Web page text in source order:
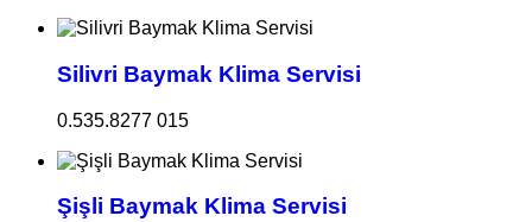
Silivri Baymak Klima Servisi
0.535.8277 015
Şişli Baymak Klima Servisi